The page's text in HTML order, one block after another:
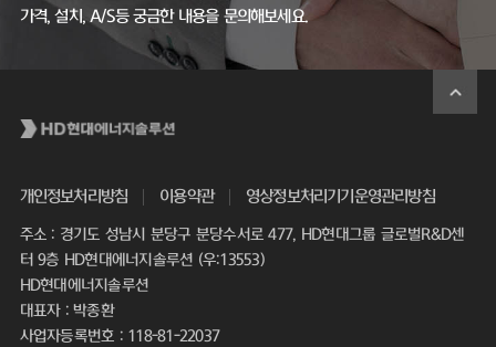
가격, 설치, A/S등 궁금한 내용을 문의해보세요.
개인정보처리방침 이용약관 영상정보처리기기운영관리방침
주소 : 경기도 성남시 분당구 분당수서로 477, HD현대그룹 글로벌R&D센
터 9층 HD현대에너지솔루션 (우:13553)
HD현대에너지솔루션
대표자 : 박종환
사업자등록번호 : 118-81-22037